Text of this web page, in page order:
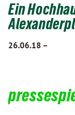
Ein
26.06.18 –